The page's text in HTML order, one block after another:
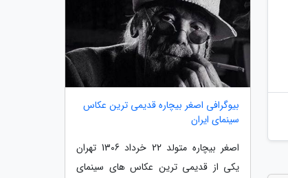
بیوگرافی اصغر بیچاره قدیمی ترین عکاس
سینمای ایران
اصغر بیچاره متولد 22 خرداد 1306 تهران
یکی از قدیمی ترین عکاس های سینمای